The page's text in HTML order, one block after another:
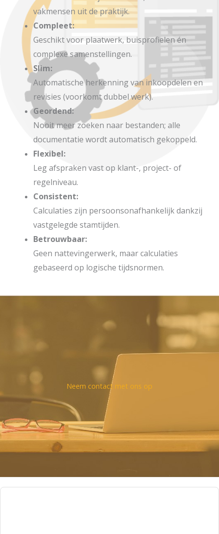
vakmensen uit de praktijk.
Compleet:
Geschikt voor plaatwerk, buisprofielen én
complexe samenstellingen.
Slim:
Automatische herkenning van inkoopdelen en
revisies (voorkomt dubbel werk).
Geordend:
Nooit meer zoeken naar bestanden; alle
documentatie wordt automatisch gekoppeld.
Flexibel:
Leg afspraken vast op klant-, project- of
regelniveau.
Consistent:
Calculaties zijn persoonsonafhankelijk dankzij
vastgelegde stamtijden.
Betrouwbaar:
Geen nattevingerwerk, maar calculaties
gebaseerd op logische tijdsnormen.
Neem contact met ons op